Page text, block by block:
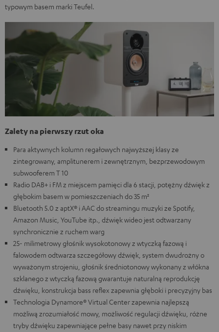
typowym basem marki Teufel.
Zalety na pierwszy rzut oka
Para aktywnych kolumn regałowych najwyższej klasy ze
zintegrowany, amplitunerem i zewnętrznym, bezprzewodowym
subwooferem T 10
Radio DAB+ i FM z miejscem pamięci dla 6 stacji, potężny dźwięk z
głębokim basem w pomieszczeniach do 35 m²
Bluetooth 5.0 z aptX® i AAC do streamingu muzyki ze Spotify,
Amazon Music, YouTube itp., dźwięk wideo jest odtwarzany
synchronicznie z ruchem warg
25- milimetrowy głośnik wysokotonowy z wtyczką fazową i
falowodem odtwarza szczegółowy dźwięk, system dwudrożny o
wyważonym strojeniu, głośnik średniotonowy wykonany z włókna
szklanego z wtyczką fazową gwarantuje naturalną reprodukcję
dźwięku, konstrukcja bass reflex zapewnia głęboki i precyzyjny bas
Technologia Dynamore® Virtual Center zapewnia najlepszą
możliwą zrozumiałość mowy, możliwość regulacji dźwięku, różne
tryby dźwięku zapewniające pełne basy nawet przy niskim